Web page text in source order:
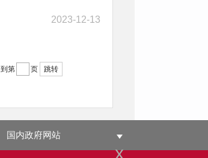
x
2023-12-13
到第 页 跳转
国内政府网站